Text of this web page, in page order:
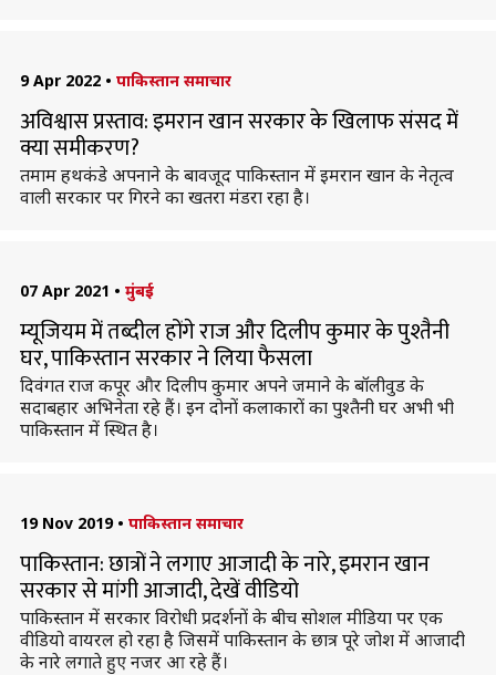
9 Apr 2022 • पाकिस्तान समाचार
अविश्वास प्रस्ताव: इमरान खान सरकार के खिलाफ संसद में
क्या समीकरण?
तमाम हथकंडे अपनाने के बावजूद पाकिस्तान में इमरान खान के नेतृत्व
वाली सरकार पर गिरने का खतरा मंडरा रहा है।
07 Apr 2021 • मुंबई
म्यूजियम में तब्दील होंगे राज और दिलीप कुमार के पुश्तैनी
घर, पाकिस्तान सरकार ने लिया फैसला
दिवंगत राज कपूर और दिलीप कुमार अपने जमाने के बॉलीवुड के
सदाबहार अभिनेता रहे हैं। इन दोनों कलाकारों का पुश्तैनी घर अभी भी
पाकिस्तान में स्थित है।
19 Nov 2019 • पाकिस्तान समाचार
पाकिस्तान: छात्रों ने लगाए आजादी के नारे, इमरान खान
सरकार से मांगी आजादी, देखें वीडियो
पाकिस्तान में सरकार विरोधी प्रदर्शनों के बीच सोशल मीडिया पर एक
वीडियो वायरल हो रहा है जिसमें पाकिस्तान के छात्र पूरे जोश में आजादी
के नारे लगाते हुए नजर आ रहे हैं।